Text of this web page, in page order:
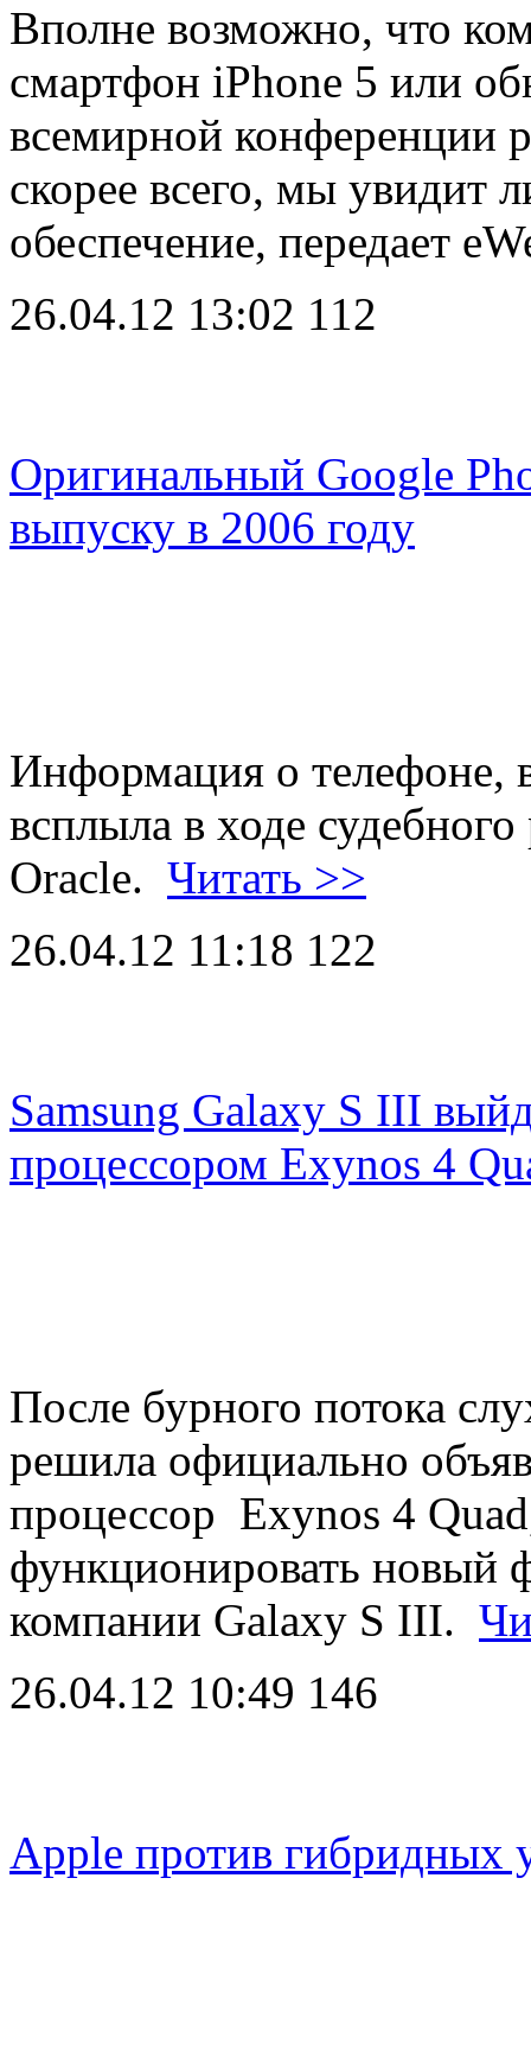
Вполне возможно, что
смартфон iPhone 5 или
всемирной конференции
скорее всего, мы увидит
обеспечение, передает
26.04.12 13:02 112
Оригинальный Google
выпуску в 2006 году
Информация о телефоне,
всплыла в ходе судебного
Oracle. Читать >>
26.04.12 11:18 122
Samsung Galaxy S III
процессором Exynos 4
После бурного потока
решила официально
процессор Exynos 4
функционировать новый
компании Galaxy S III.
26.04.12 10:49 146
Apple против гибридных